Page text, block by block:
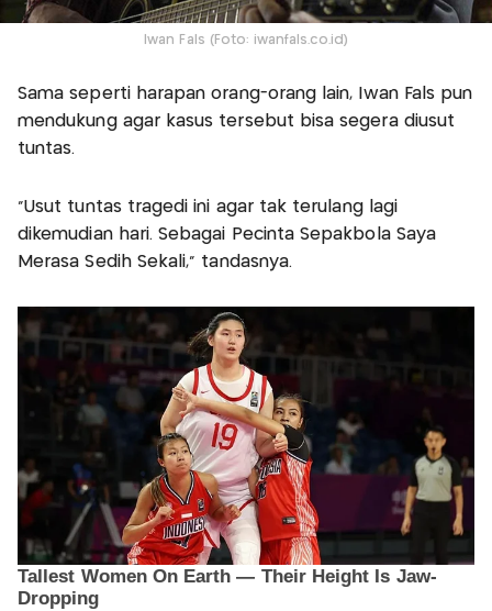
Iwan Fals (Foto: iwanfals.co.id)
Sama seperti harapan orang-orang lain, Iwan Fals pun
mendukung agar kasus tersebut bisa segera diusut
tuntas.
"Usut tuntas tragedi ini agar tak terulang lagi
dikemudian hari. Sebagai Pecinta Sepakbola Saya
Merasa Sedih Sekali," tandasnya.